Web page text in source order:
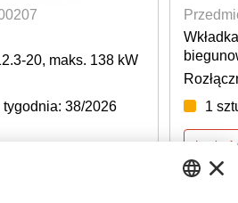
20, maks. 138 kW
tygodnia: 38/2026
1
Login